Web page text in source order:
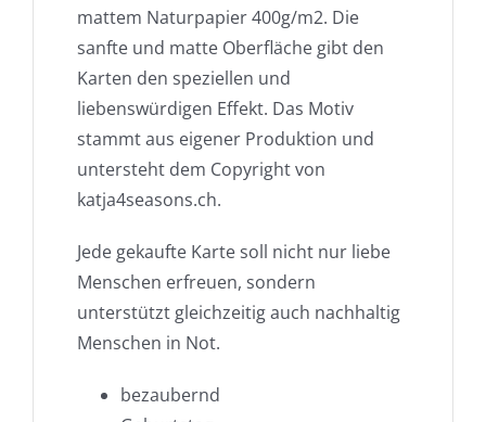
mattem Naturpapier 400g/m2. Die
sanfte und matte Oberfläche gibt den
Karten den speziellen und
liebenswürdigen Effekt. Das Motiv
stammt aus eigener Produktion und
untersteht dem Copyright von
katja4seasons.ch.
Jede gekaufte Karte soll nicht nur liebe
Menschen erfreuen, sondern
unterstützt gleichzeitig auch nachhaltig
Menschen in Not.
bezaubernd